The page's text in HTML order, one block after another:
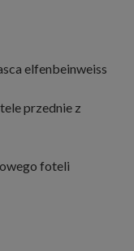
elfenbeinweiss
przednie z
foteli